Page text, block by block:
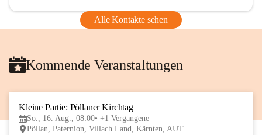
Alle Kontakte sehen
Kommende Veranstaltungen
Kleine Partie: Pöllaner Kirchtag
So., 16. Aug., 08:00 +1 Vergangene
Pöllan, Paternion, Villach Land, Kärnten, AUT